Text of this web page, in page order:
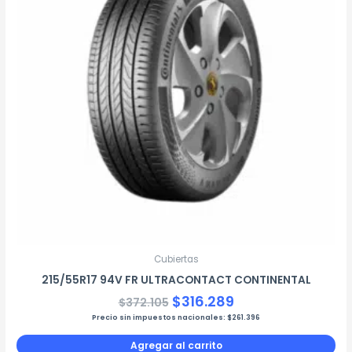
Cubiertas
215/55R17 94V FR ULTRACONTACT CONTINENTAL
$372.105
$372.105.
$316.289
$316.289.
Precio sin impuestos nacionales: $261.396
Agregar al carrito